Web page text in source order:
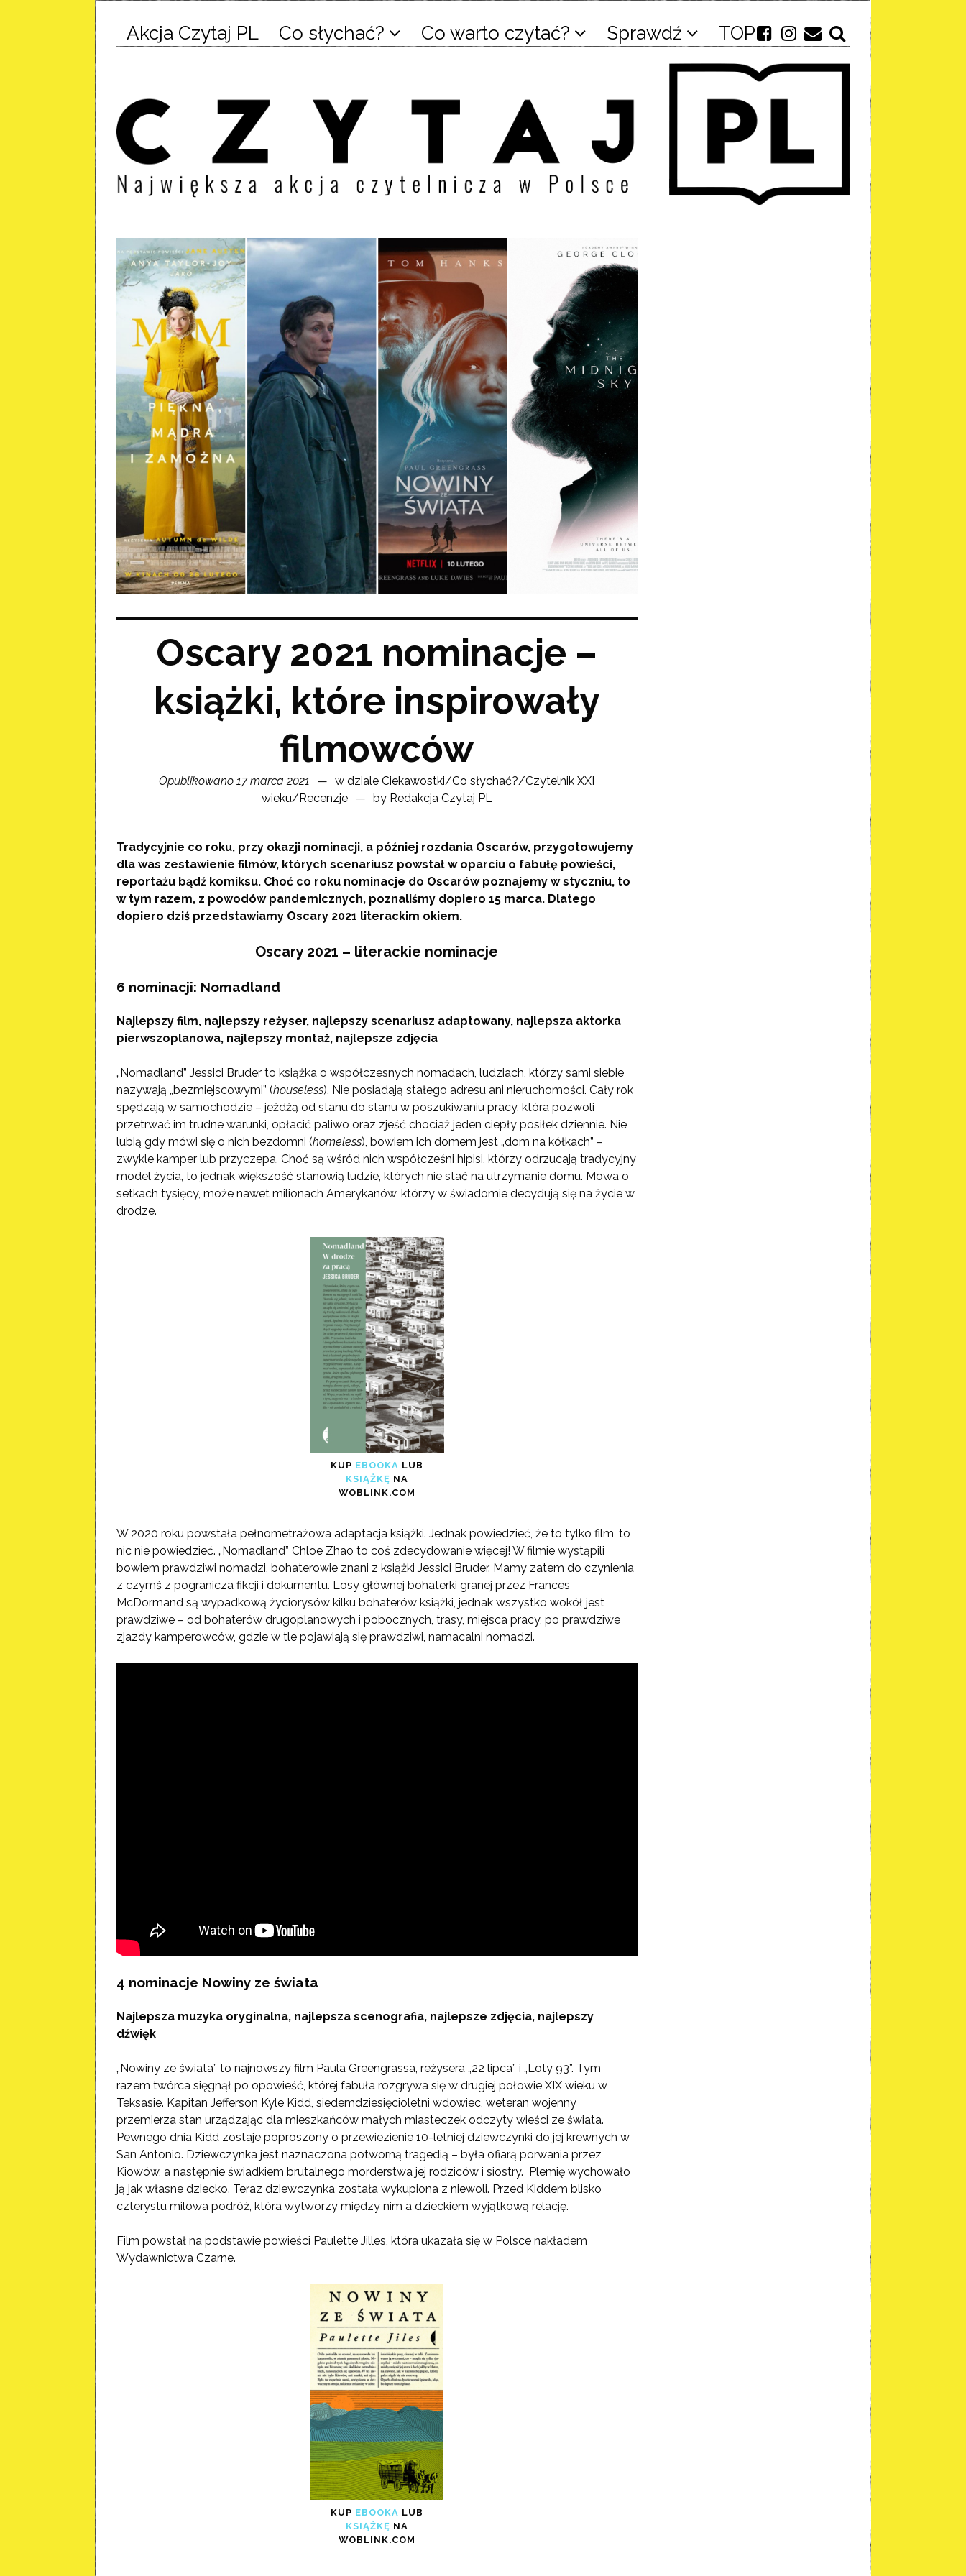
Akcja Czytaj PL Co słychać? Co warto czytać? Sprawdź TOP
Oscary 2021 nominacje –
książki, które inspirowały
filmowców
Opublikowano 17 marca 2021 w dzialeCiekawostki/Co słychać?/Czytelnik XXI
wieku/Recenzje by Redakcja Czytaj PL
Tradycyjnie co roku, przy okazji nominacji, a później rozdania Oscarów, przygotowujemy
dla was zestawienie filmów, których scenariusz powstał w oparciu o fabułę powieści,
reportażu bądź komiksu. Choć co roku nominacje do Oscarów poznajemy w styczniu, to
w tym razem, z powodów pandemicznych, poznaliśmy dopiero 15 marca. Dlatego
dopiero dziś przedstawiamy Oscary 2021 literackim okiem.
Oscary 2021 – literackie nominacje
6 nominacji: Nomadland
Najlepszy film, najlepszy reżyser, najlepszy scenariusz adaptowany, najlepsza aktorka
pierwszoplanowa, najlepszy montaż, najlepsze zdjęcia
„Nomadland” Jessici Bruder to książka o współczesnych nomadach, ludziach, którzy sami siebie
nazywają „bezmiejscowymi” (houseless). Nie posiadają stałego adresu ani nieruchomości. Cały rok
spędzają w samochodzie – jeżdżą od stanu do stanu w poszukiwaniu pracy, która pozwoli
przetrwać im trudne warunki, opłacić paliwo oraz zjeść chociaż jeden ciepły posiłek dziennie. Nie
lubią gdy mówi się o nich bezdomni (homeless), bowiem ich domem jest „dom na kółkach” –
zwykle kamper lub przyczepa. Choć są wśród nich współcześni hipisi, którzy odrzucają tradycyjny
model życia, to jednak większość stanowią ludzie, których nie stać na utrzymanie domu. Mowa o
setkach tysięcy, może nawet milionach Amerykanów, którzy w świadomie decydują się na życie w
drodze.
KUP EBOOKA LUB
KSIĄŻKĘ NA
WOBLINK.COM
W 2020 roku powstała pełnometrażowa adaptacja książki. Jednak powiedzieć, że to tylko film, to
nic nie powiedzieć. „Nomadland” Chloe Zhao to coś zdecydowanie więcej! W filmie wystąpili
bowiem prawdziwi nomadzi, bohaterowie znani z książki Jessici Bruder. Mamy zatem do czynienia
z czymś z pogranicza fikcji i dokumentu. Losy głównej bohaterki granej przez Frances
McDormand są wypadkową życiorysów kilku bohaterów książki, jednak wszystko wokół jest
prawdziwe – od bohaterów drugoplanowych i pobocznych, trasy, miejsca pracy, po prawdziwe
zjazdy kamperowców, gdzie w tle pojawiają się prawdziwi, namacalni nomadzi.
4 nominacje Nowiny ze świata
Najlepsza muzyka oryginalna, najlepsza scenografia, najlepsze zdjęcia, najlepszy
dźwięk
„Nowiny ze świata” to najnowszy film Paula Greengrassa, reżysera „22 lipca” i „Loty 93”. Tym
razem twórca sięgnął po opowieść, której fabuła rozgrywa się w drugiej połowie XIX wieku w
Teksasie. Kapitan Jefferson Kyle Kidd, siedemdziesięcioletni wdowiec, weteran wojenny
przemierza stan urządzając dla mieszkańców małych miasteczek odczyty wieści ze świata.
Pewnego dnia Kidd zostaje poproszony o przewiezienie 10-letniej dziewczynki do jej krewnych w
San Antonio. Dziewczynka jest naznaczona potworną tragedią – była ofiarą porwania przez
Kiowów, a następnie świadkiem brutalnego morderstwa jej rodziców i siostry. Plemię wychowało
ją jak własne dziecko. Teraz dziewczynka została wykupiona z niewoli. Przed Kiddem blisko
czterystu milowa podróż, która wytworzy między nim a dzieckiem wyjątkową relację.
Film powstał na podstawie powieści Paulette Jilles, która ukazała się w Polsce nakładem
Wydawnictwa Czarne.
KUP EBOOKA LUB
KSIĄŻKĘ NA
WOBLINK.COM